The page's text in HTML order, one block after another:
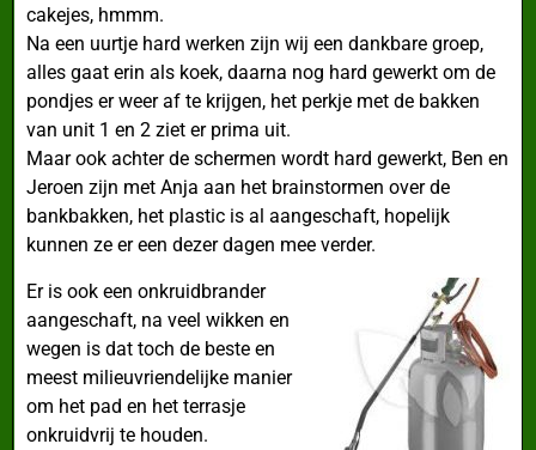
cakejes, hmmm.
Na een uurtje hard werken zijn wij een dankbare groep,
alles gaat erin als koek, daarna nog hard gewerkt om de
pondjes er weer af te krijgen, het perkje met de bakken
van unit 1 en 2 ziet er prima uit.
Maar ook achter de schermen wordt hard gewerkt, Ben en
Jeroen zijn met Anja aan het brainstormen over de
bankbakken, het plastic is al aangeschaft, hopelijk
kunnen ze er een dezer dagen mee verder.
Er is ook een onkruidbrander
aangeschaft, na veel wikken en
wegen is dat toch de beste en
meest milieuvriendelijke manier
om het pad en het terrasje
onkruidvrij te houden.